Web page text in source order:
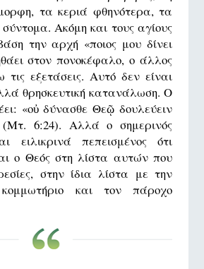
τα κεριά φθηνότερα, τα
Ακόμη και τους αγίους
την αρχή «ποιος μου δίνει
στον πονοκέφαλο, ο άλλος
εξετάσεις. Αυτό δεν είναι
θρησκευτική κατανάλωση. Ο
«οὐ δύνασθε Θεῷ δουλεύειν
6:24). Αλλά ο σημερινός
ειλικρινά πεπεισμένος ότι
ο Θεός στη λίστα αυτών που
στην ίδια λίστα με την
και τον πάροχο